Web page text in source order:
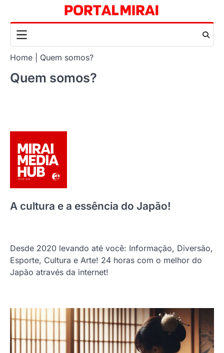
content
Home Quem somos?
Quem somos?
A cultura e a essência do Japão!
Desde 2020 levando até você: Informação, Diversão,
Esporte, Cultura e Arte! 24 horas com o melhor do
Japão através da internet!